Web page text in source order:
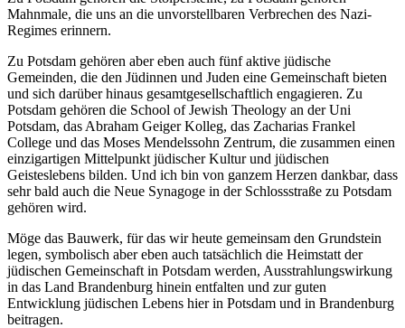
Mahnmale, die uns an die unvorstellbaren Verbrechen des Nazi-
Regimes erinnern.
Zu Potsdam gehören aber eben auch fünf aktive jüdische
Gemeinden, die den Jüdinnen und Juden eine Gemeinschaft bieten
und sich darüber hinaus gesamtgesellschaftlich engagieren. Zu
Potsdam gehören die School of Jewish Theology an der Uni
Potsdam, das Abraham Geiger Kolleg, das Zacharias Frankel
College und das Moses Mendelssohn Zentrum, die zusammen einen
einzigartigen Mittelpunkt jüdischer Kultur und jüdischen
Geisteslebens bilden. Und ich bin von ganzem Herzen dankbar, dass
sehr bald auch die Neue Synagoge in der Schlossstraße zu Potsdam
gehören wird.
Möge das Bauwerk, für das wir heute gemeinsam den Grundstein
legen, symbolisch aber eben auch tatsächlich die Heimstatt der
jüdischen Gemeinschaft in Potsdam werden, Ausstrahlungswirkung
in das Land Brandenburg hinein entfalten und zur guten
Entwicklung jüdischen Lebens hier in Potsdam und in Brandenburg
beitragen.